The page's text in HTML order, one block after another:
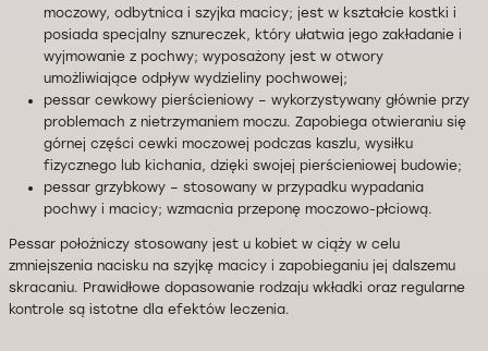
moczowy, odbytnica i szyjka macicy; jest w kształcie kostki i
posiada specjalny sznureczek, który ułatwia jego zakładanie i
wyjmowanie z pochwy; wyposażony jest w otwory
umożliwiające odpływ wydzieliny pochwowej;
pessar cewkowy pierścieniowy – wykorzystywany głównie przy
problemach z nietrzymaniem moczu. Zapobiega otwieraniu się
górnej części cewki moczowej podczas kaszlu, wysiłku
fizycznego lub kichania, dzięki swojej pierścieniowej budowie;
pessar grzybkowy – stosowany w przypadku wypadania
pochwy i macicy; wzmacnia przeponę moczowo-płciową.
Pessar położniczy stosowany jest u kobiet w ciąży w celu
zmniejszenia nacisku na szyjkę macicy i zapobieganiu jej dalszemu
skracaniu. Prawidłowe dopasowanie rodzaju wkładki oraz regularne
kontrole są istotne dla efektów leczenia.